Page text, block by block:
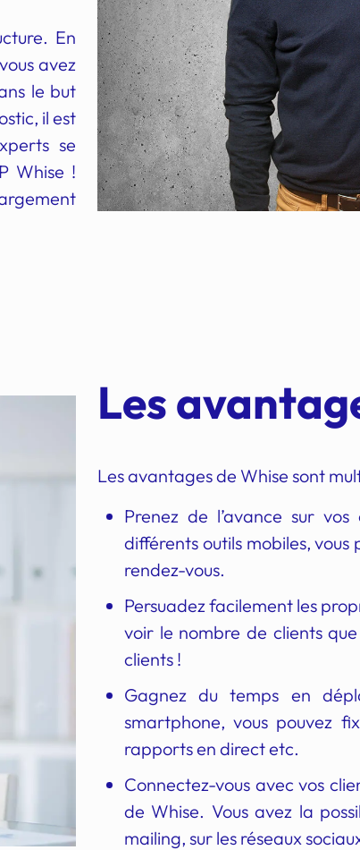
En
avez
le but
il est
se
Whise !
Les
Les avantages de Whise sont
Prenez de l’avance sur
différents outils mobiles,
rendez-vous.
Persuadez facilement les
voir le nombre de clients
clients !
Gagnez du temps en
smartphone, vous pouvez
rapports en direct etc.
Connectez-vous avec vos
de Whise. Vous avez la
mailing, sur les réseaux